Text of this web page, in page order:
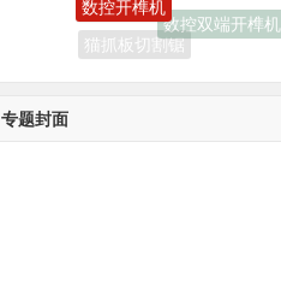
猫抓板机器
榫头机
专题封面